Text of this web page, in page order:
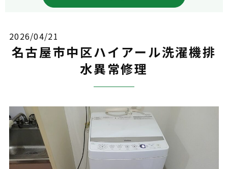
2026/04/21
名古屋市中区ハイアール洗濯機排
水異常修理